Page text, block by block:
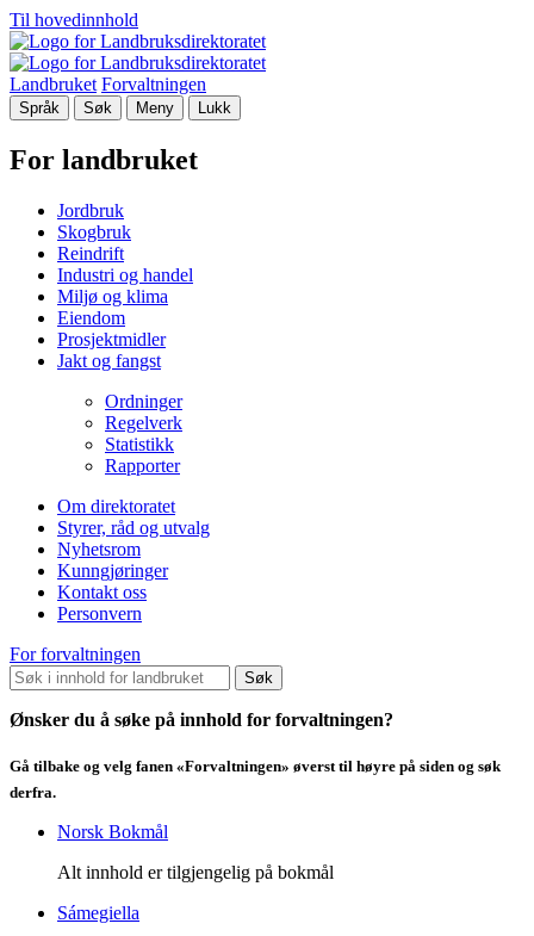
Til hovedinnhold
Landbruket Forvaltningen
Språk Søk Meny Lukk
For landbruket
Jordbruk
Skogbruk
Reindrift
Industri og handel
Miljø og klima
Eiendom
Prosjektmidler
Jakt og fangst
Ordninger
Regelverk
Statistikk
Rapporter
Om direktoratet
Styrer, råd og utvalg
Nyhetsrom
Kunngjøringer
Kontakt oss
Personvern
For forvaltningen
Søk
Ønsker du å søke på innhold for forvaltningen?
Gå tilbake og velg fanen «Forvaltningen» øverst til høyre på siden og søk
derfra.
Norsk Bokmål
Alt innhold er tilgjengelig på bokmål
Sámegiella